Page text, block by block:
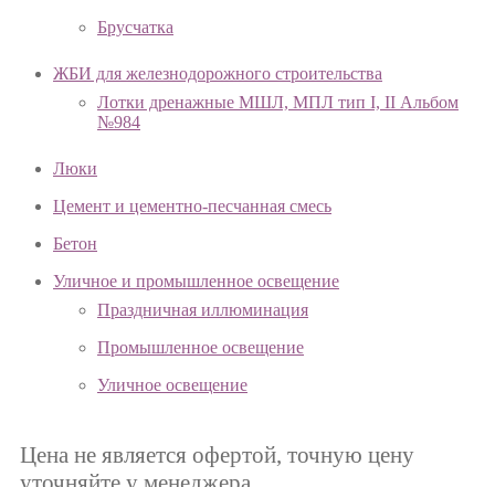
Брусчатка
ЖБИ для железнодорожного строительства
Лотки дренажные МШЛ, МПЛ тип I, II Альбом
№984
Люки
Цемент и цементно-песчанная смесь
Бетон
Уличное и промышленное освещение
Праздничная иллюминация
Промышленное освещение
Уличное освещение
Цена не является офертой, точную цену